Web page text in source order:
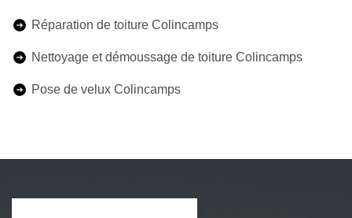
Réparation de toiture Colincamps
Nettoyage et démoussage de toiture Colincamps
Pose de velux Colincamps